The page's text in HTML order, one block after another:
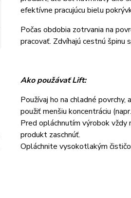
efektívne pracujúcu bielu
Počas obdobia zotrvania na
pracovať. Zdvíhajú cestnú špinu
Ako použávať Lift:
Používaj ho na chladné
použiť menšiu koncentráciu
Pred opláchnutím výrobok vždy
produkt zaschnúť.
Opláchnite vysokotlakým